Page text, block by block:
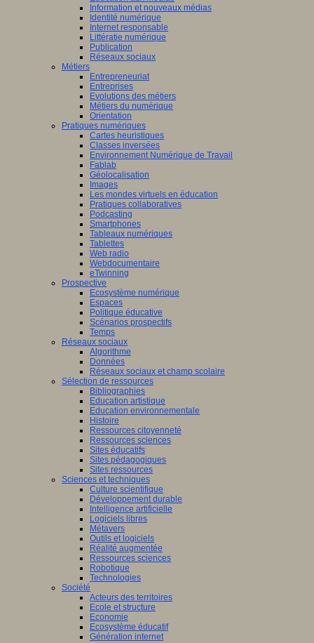
Information et nouveaux médias
Identité numérique
Internet responsable
Littératie numérique
Publication
Réseaux sociaux
Métiers
Entrepreneuriat
Entreprises
Evolutions des métiers
Métiers du numérique
Orientation
Pratiques numériques
Cartes heuristiques
Classes inversées
Environnement Numérique de Travail
Fablab
Géolocalisation
Images
Les mondes virtuels en éducation
Pratiques collaboratives
Podcasting
Smartphones
Tableaux numériques
Tablettes
Web radio
Webdocumentaire
eTwinning
Prospective
Ecosystème numérique
Espaces
Politique éducative
Scénarios prospectifs
Temps
Réseaux sociaux
Algorithme
Données
Réseaux sociaux et champ scolaire
Sélection de ressources
Bibliographies
Education artistique
Education environnementale
Histoire
Ressources citoyenneté
Ressources sciences
Sites éducatifs
Sites pédagogiques
Sites ressources
Sciences et techniques
Culture scientifique
Développement durable
Intelligence artificielle
Logiciels libres
Métavers
Outils et logiciels
Réalité augmentée
Ressources sciences
Robotique
Technologies
Société
Acteurs des territoires
Ecole et structure
Economie
Ecosystème éducatif
Génération internet